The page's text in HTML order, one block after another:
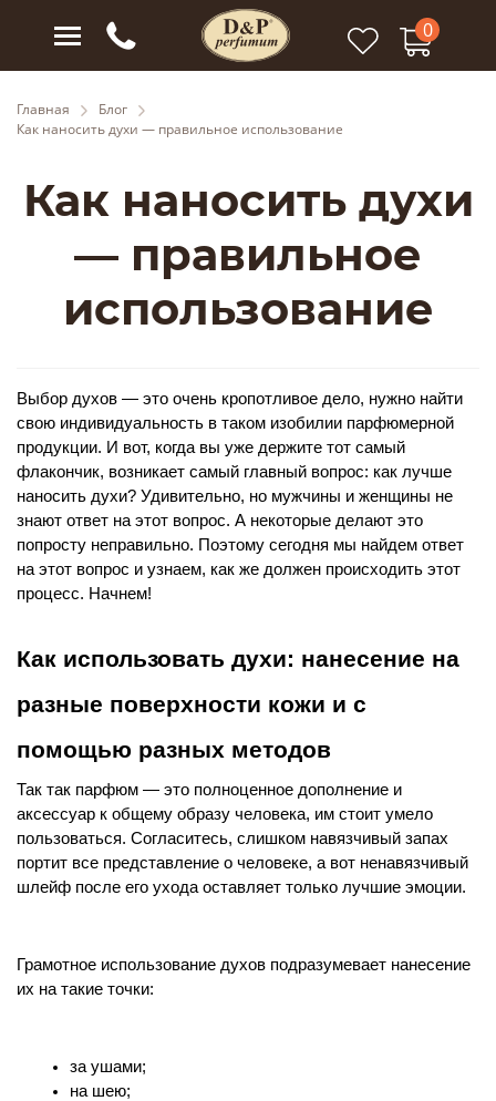
0
Главная
Блог
Как наносить духи — правильное использование
Как наносить духи
— правильное
использование
Выбор духов — это очень кропотливое дело, нужно найти
свою индивидуальность в таком изобилии парфюмерной
продукции. И вот, когда вы уже держите тот самый
флакончик, возникает самый главный вопрос: как лучше
наносить духи? Удивительно, но мужчины и женщины не
знают ответ на этот вопрос. А некоторые делают это
попросту неправильно. Поэтому сегодня мы найдем ответ
на этот вопрос и узнаем, как же должен происходить этот
процесс. Начнем!
Как использовать духи: нанесение на
разные поверхности кожи и с
помощью разных методов
Так так парфюм — это полноценное дополнение и
аксессуар к общему образу человека, им стоит умело
пользоваться. Согласитесь, слишком навязчивый запах
портит все представление о человеке, а вот ненавязчивый
шлейф после его ухода оставляет только лучшие эмоции.
Грамотное использование духов подразумевает нанесение
их на такие точки:
за ушами;
на шею;